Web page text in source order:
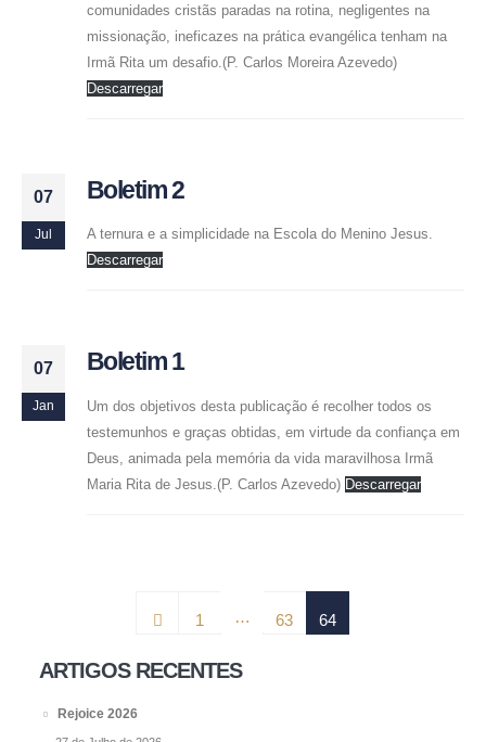
comunidades cristãs paradas na rotina, negligentes na
missionação, ineficazes na prática evangélica tenham na
Irmã Rita um desafio.(P. Carlos Moreira Azevedo)
Descarregar
07
Jul
Boletim 2
A ternura e a simplicidade na Escola do Menino Jesus.
Descarregar
07
Jan
Boletim 1
Um dos objetivos desta publicação é recolher todos os
testemunhos e graças obtidas, em virtude da confiança em
Deus, animada pela memória da vida maravilhosa Irmã
Maria Rita de Jesus.(P. Carlos Azevedo) Descarregar
1 … 63 64
ARTIGOS RECENTES
Rejoice 2026